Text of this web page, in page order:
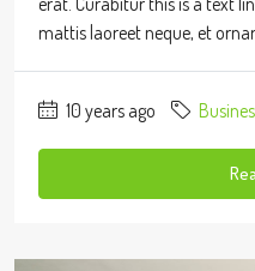
mattis laoreet neque, et
10 years ago